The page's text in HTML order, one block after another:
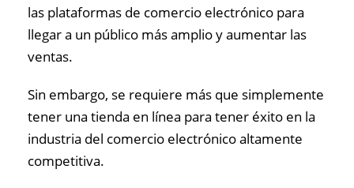
las plataformas de comercio electrónico para
llegar a un público más amplio y aumentar las
ventas.
Sin embargo, se requiere más que simplemente
tener una tienda en línea para tener éxito en la
industria del comercio electrónico altamente
competitiva.